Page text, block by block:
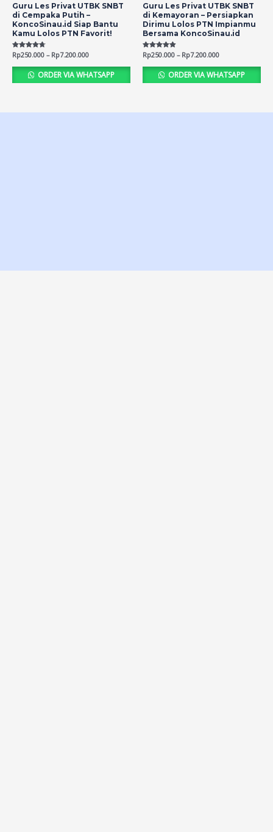
Guru Les Privat UTBK SNBT
di Cempaka Putih –
KoncoSinau.id Siap Bantu
Kamu Lolos PTN Favorit!
Rated
4.70
out of 5
Rp250.000 – Rp7.200.000
ORDER VIA WHATSAPP
Guru Les Privat UTBK SNBT
di Kemayoran – Persiapkan
Dirimu Lolos PTN Impianmu
Bersama KoncoSinau.id
Rated
4.82
out of 5
Rp250.000 – Rp7.200.000
ORDER VIA WHATSAPP